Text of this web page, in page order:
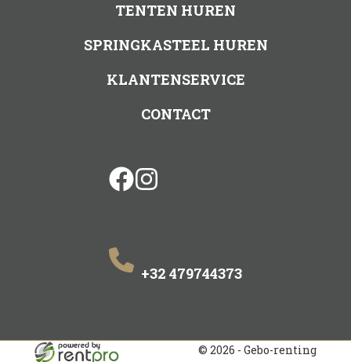
TENTEN HUREN
SPRINGKASTEEL HUREN
KLANTENSERVICE
CONTACT
facebook
+32 479744373
© 2026 - Gebo-renting